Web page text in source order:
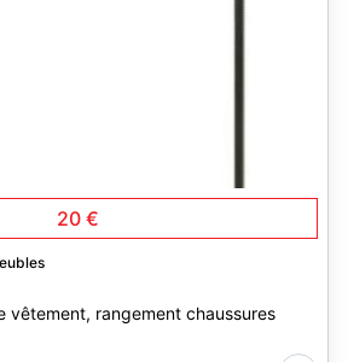
20 €
vêtement, rangement chaussures